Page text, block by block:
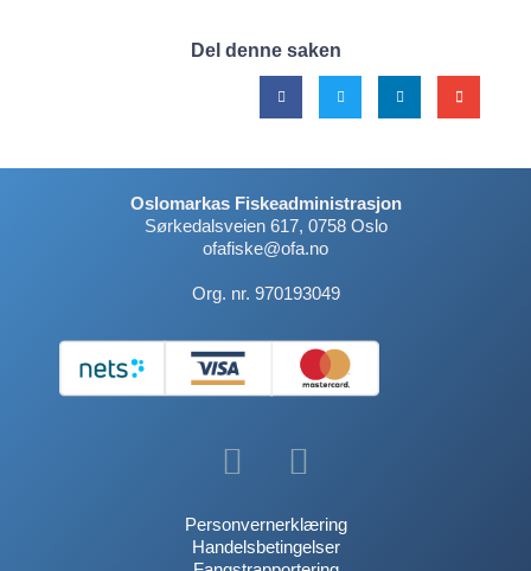
Del denne saken
Oslomarkas Fiskeadministrasjon
Sørkedalsveien 617, 0758 Oslo
ofafiske@ofa.no
Org. nr. 970193049
Personvernerklæring
Handelsbetingelser